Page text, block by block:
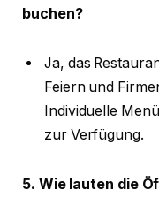
buchen?
Ja, das
Feiern und
Individuelle
zur Verfügung.
5. Wie lauten die